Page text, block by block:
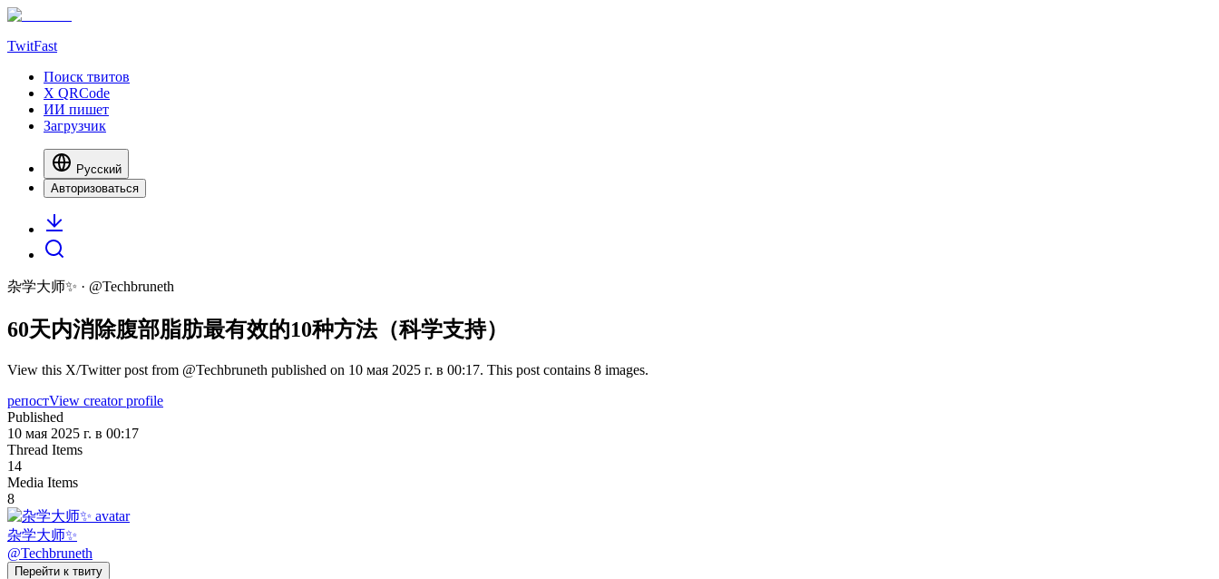
TwitFast
Поиск твитов
X QRCode
ИИ пишет
Загрузчик
Русский
Авторизоваться
杂学大师✨ · @Techbruneth
60天内消除腹部脂肪最有效的10种方法（科学支持）
View this X/Twitter post from @Techbruneth published on 10 мая 2025 г. в 00:17. This post contains 8 images.
репостView creator profile
Published
10 мая 2025 г. в 00:17
Thread Items
14
Media Items
8
杂学大师✨
@Techbruneth
Перейти к твиту